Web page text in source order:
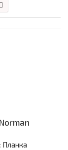
Планка